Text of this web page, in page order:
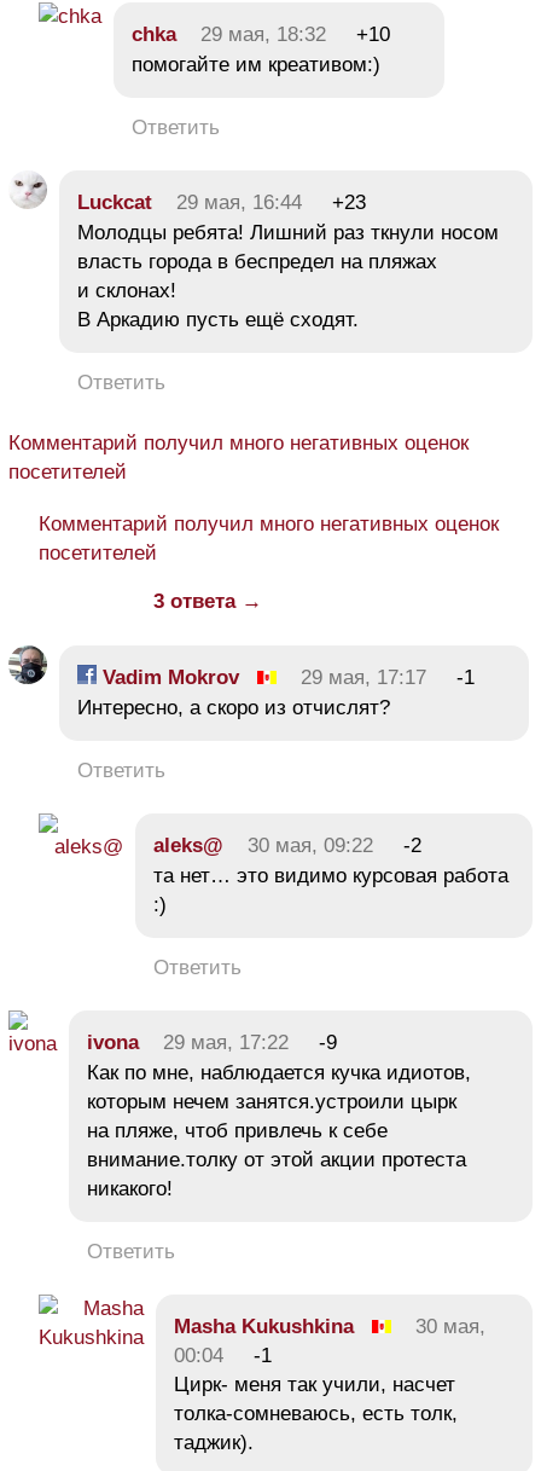
chka 29 мая, 18:32
+10
помогайте им креативом:)
Ответить
Luckcat 29 мая, 16:44
+23
Молодцы ребята! Лишний раз ткнули носом
власть города в беспредел на пляжах
и склонах!
В Аркадию пусть ещё сходят.
Ответить
Комментарий получил много негативных оценок
посетителей
Комментарий получил много негативных оценок
посетителей
3 ответа →
Vadim Mokrov 29 мая, 17:17
-1
Интересно, а скоро из отчислят?
Ответить
aleks@ 30 мая, 09:22
-2
та нет… это видимо курсовая работа
:)
Ответить
ivona 29 мая, 17:22
-9
Как по мне, наблюдается кучка идиотов,
которым нечем занятся.устроили цырк
на пляже, чтоб привлечь к себе
внимание.толку от этой акции протеста
никакого!
Ответить
Masha Kukushkina
30 мая,
00:04
-1
Цирк- меня так учили, насчет
толка-сомневаюсь, есть толк,
таджик).